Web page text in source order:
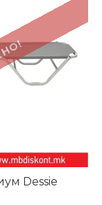
Dessie